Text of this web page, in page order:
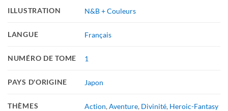
ILLUSTRATION N&B + Couleurs
LANGUE Français
NUMÉRO DE TOME 1
PAYS D'ORIGINE Japon
THÈMES Action,Aventure, Divinité, Heroic-Fantasy